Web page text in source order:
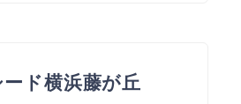
ード横浜藤が丘